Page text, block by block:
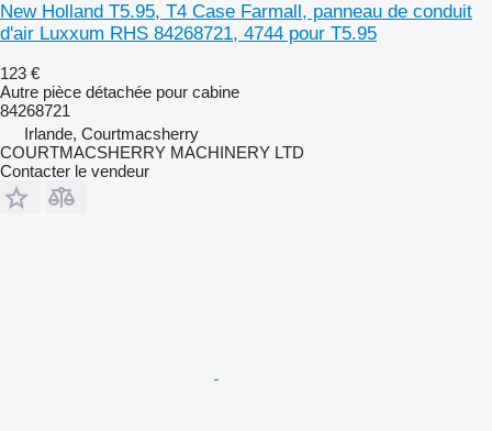
New Holland T5.95, T4 Case Farmall, panneau de conduit
d'air Luxxum RHS 84268721, 4744 pour T5.95
123 €
Autre pièce détachée pour cabine
84268721
Irlande, Courtmacsherry
COURTMACSHERRY MACHINERY LTD
Contacter le vendeur